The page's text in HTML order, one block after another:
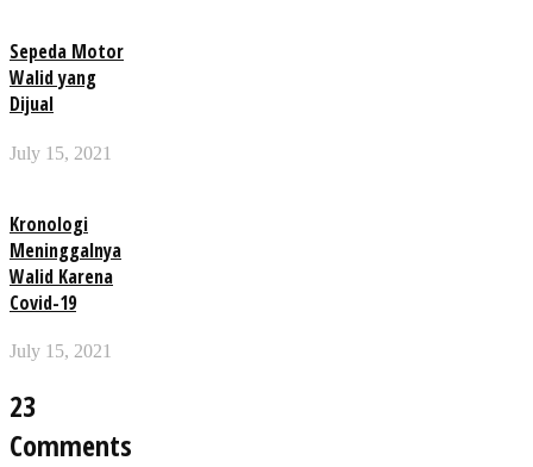
Sepeda Motor
Walid yang
Dijual
July 15, 2021
Kronologi
Meninggalnya
Walid Karena
Covid-19
July 15, 2021
23
Comments